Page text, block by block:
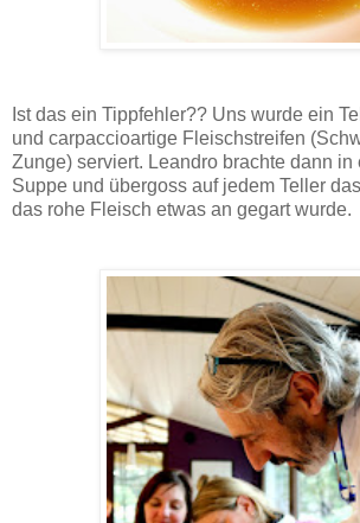
Ist das ein Tippfehler?? Uns wurde ein
und carpaccioartige Fleischstreifen
Zunge) serviert. Leandro brachte dann
Suppe und übergoss auf jedem Teller
das rohe Fleisch etwas an gegart wurde.